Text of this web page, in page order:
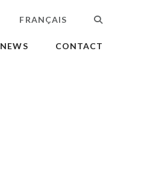
NEWS CONTACT
FRANÇAIS SEARCH